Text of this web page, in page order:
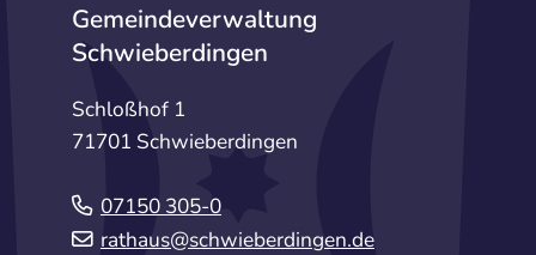
Gemeindeverwaltung
Schwieberdingen
Schloßhof 1
71701 Schwieberdingen
07150 305-0
rathaus@schwieberdingen.de